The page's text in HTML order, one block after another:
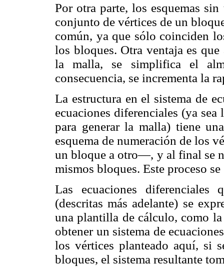
Por otra parte, los esquemas
conjunto de vértices de un
común, ya que sólo coinciden
los bloques. Otra ventaja es
la malla, se simplifica el
consecuencia, se incrementa la
La estructura en el sistema de
ecuaciones diferenciales (ya
para generar la malla) tiene
esquema de numeración de los
un bloque a otro—, y al final se
mismos bloques. Este proceso
Las ecuaciones
(descritas más adelante) se
una plantilla de cálculo, como
obtener un sistema de
los vértices planteado aquí, si
bloques, el sistema resultante